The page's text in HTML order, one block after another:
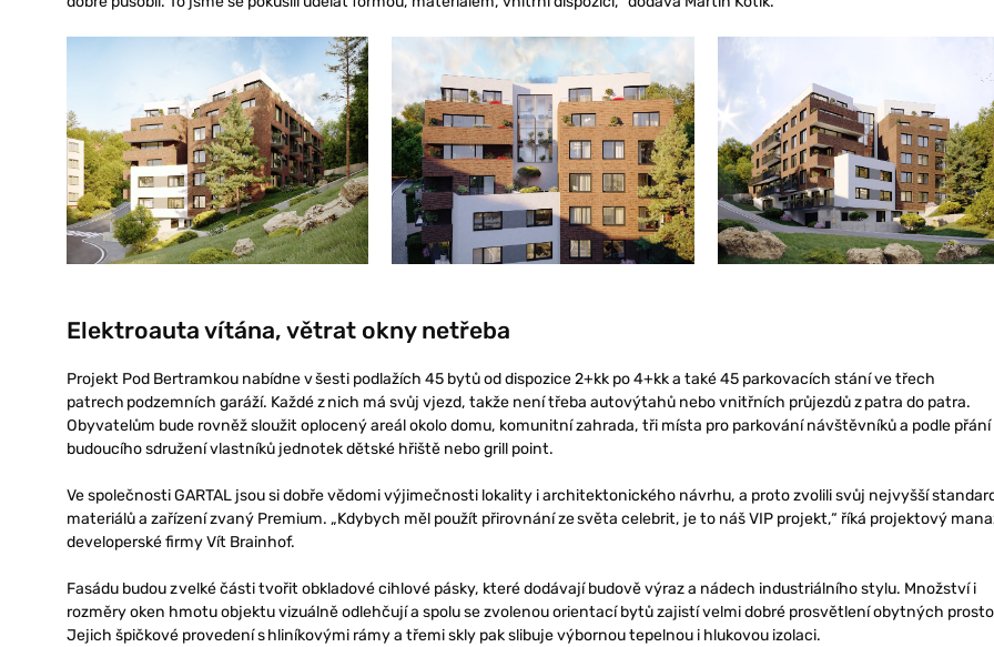
Elektroauta vítána, větrat okny netřeba
Projekt Pod Bertramkou nabídne v šesti podlažích 45 bytů od dispozice 2+kk po 4+kk a také 45 parkovacích stání ve třech
patrech podzemních garáží. Každé z nich má svůj vjezd, takže není třeba autovýtahů nebo vnitřních průjezdů z patra do patra.
Obyvatelům bude rovněž sloužit oplocený areál okolo domu, komunitní zahrada, tři místa pro parkování návštěvníků a podle přání
budoucího sdružení vlastníků jednotek dětské hřiště nebo grill point.
Ve společnosti GARTAL jsou si dobře vědomi výjimečnosti lokality i architektonického návrhu, a proto zvolili svůj nejvyšší
materiálů a zařízení zvaný Premium. „Kdybych měl použít přirovnání ze světa celebrit, je to náš VIP projekt,“ říká projektový
developerské firmy Vít Brainhof.
Fasádu budou z velké části tvořit obkladové cihlové pásky, které dodávají budově výraz a nádech industriálního stylu. Množství i
rozměry oken hmotu objektu vizuálně odlehčují a spolu se zvolenou orientací bytů zajistí velmi dobré prosvětlení obytných
Jejich špičkové provedení s hliníkovými rámy a třemi skly pak slibuje výbornou tepelnou i hlukovou izolaci.